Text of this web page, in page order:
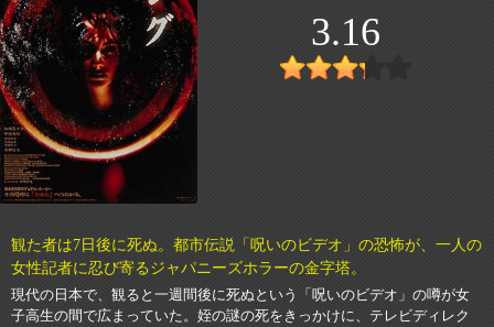
3.16
観た者は7日後に死ぬ。都市伝説「呪いのビデオ」の恐怖が、一人の
女性記者に忍び寄るジャパニーズホラーの金字塔。
現代の日本で、観ると一週間後に死ぬという「呪いのビデオ」の噂が女
子高生の間で広まっていた。姪の謎の死をきっかけに、テレビディレク